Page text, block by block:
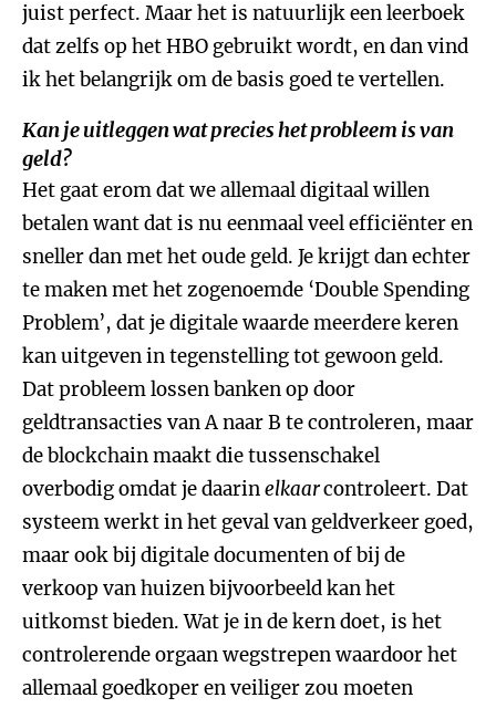
juist perfect. Maar het is natuurlijk een leerboek
dat zelfs op het HBO gebruikt wordt, en dan vind
ik het belangrijk om de basis goed te vertellen.
Kan je uitleggen wat precies het probleem is van
geld?
Het gaat erom dat we allemaal digitaal willen
betalen want dat is nu eenmaal veel efficiënter en
sneller dan met het oude geld. Je krijgt dan echter
te maken met het zogenoemde ‘Double Spending
Problem’, dat je digitale waarde meerdere keren
kan uitgeven in tegenstelling tot gewoon geld.
Dat probleem lossen banken op door
geldtransacties van A naar B te controleren, maar
de blockchain maakt die tussenschakel
overbodig omdat je daarinelkaarcontroleert. Dat
systeem werkt in het geval van geldverkeer goed,
maar ook bij digitale documenten of bij de
verkoop van huizen bijvoorbeeld kan het
uitkomst bieden. Wat je in de kern doet, is het
controlerende orgaan wegstrepen waardoor het
allemaal goedkoper en veiliger zou moeten